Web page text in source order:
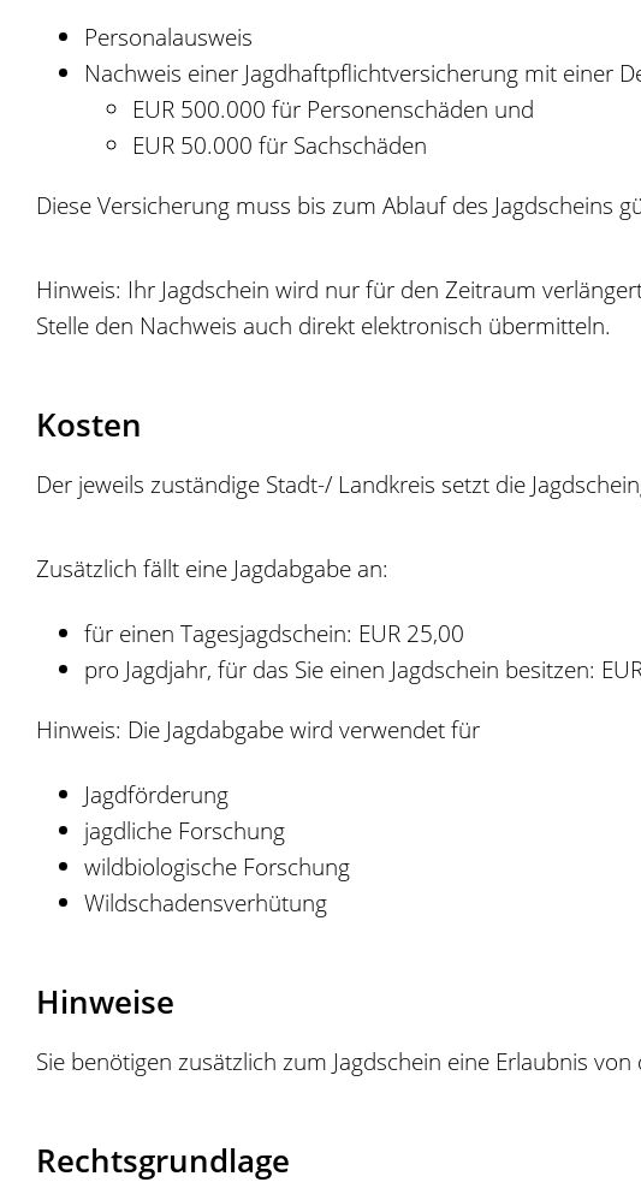
Personalausweis
Nachweis einer Jagdhaftpflichtversicherung mit einer
EUR 500.000 für Personenschäden und
EUR 50.000 für Sachschäden
Diese Versicherung muss bis zum Ablauf des Jagdscheins
Hinweis: Ihr Jagdschein wird nur für den Zeitraum
Stelle den Nachweis auch direkt elektronisch übermitteln.
Kosten
Der jeweils zuständige Stadt-/ Landkreis setzt die
Zusätzlich fällt eine Jagdabgabe an:
für einen Tagesjagdschein: EUR 25,00
pro Jagdjahr, für das Sie einen Jagdschein besitzen:
Hinweis: Die Jagdabgabe wird verwendet für
Jagdförderung
jagdliche Forschung
wildbiologische Forschung
Wildschadensverhütung
Hinweise
Sie benötigen zusätzlich zum Jagdschein eine Erlaubnis
Rechtsgrundlage